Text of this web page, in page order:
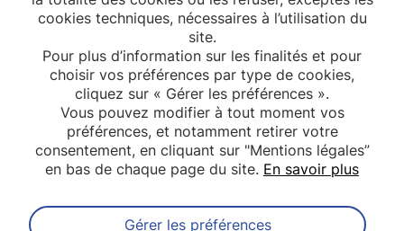
cookies techniques, nécessaires à l’utilisation du
site.
Pour plus d’information sur les finalités et pour
choisir vos préférences par type de cookies,
cliquez sur « Gérer les préférences ».
Vous pouvez modifier à tout moment vos
préférences, et notamment retirer votre
consentement, en cliquant sur "Mentions légales”
en bas de chaque page du site. En savoir plus
Gérer les préférences